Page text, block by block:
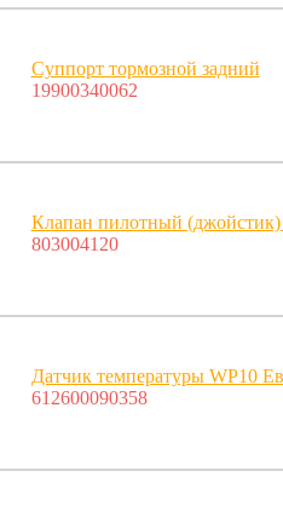
Суппорт тормозной задний
19900340062
Клапан пилотный
803004120
Датчик температуры WP10
612600090358